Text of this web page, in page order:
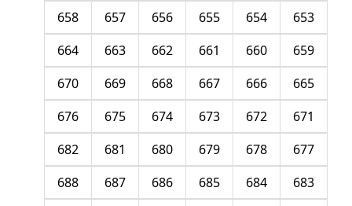
653
654
655
656
657
658
659
660
661
662
663
664
665
666
667
668
669
670
671
672
673
674
675
676
677
678
679
680
681
682
683
684
685
686
687
688